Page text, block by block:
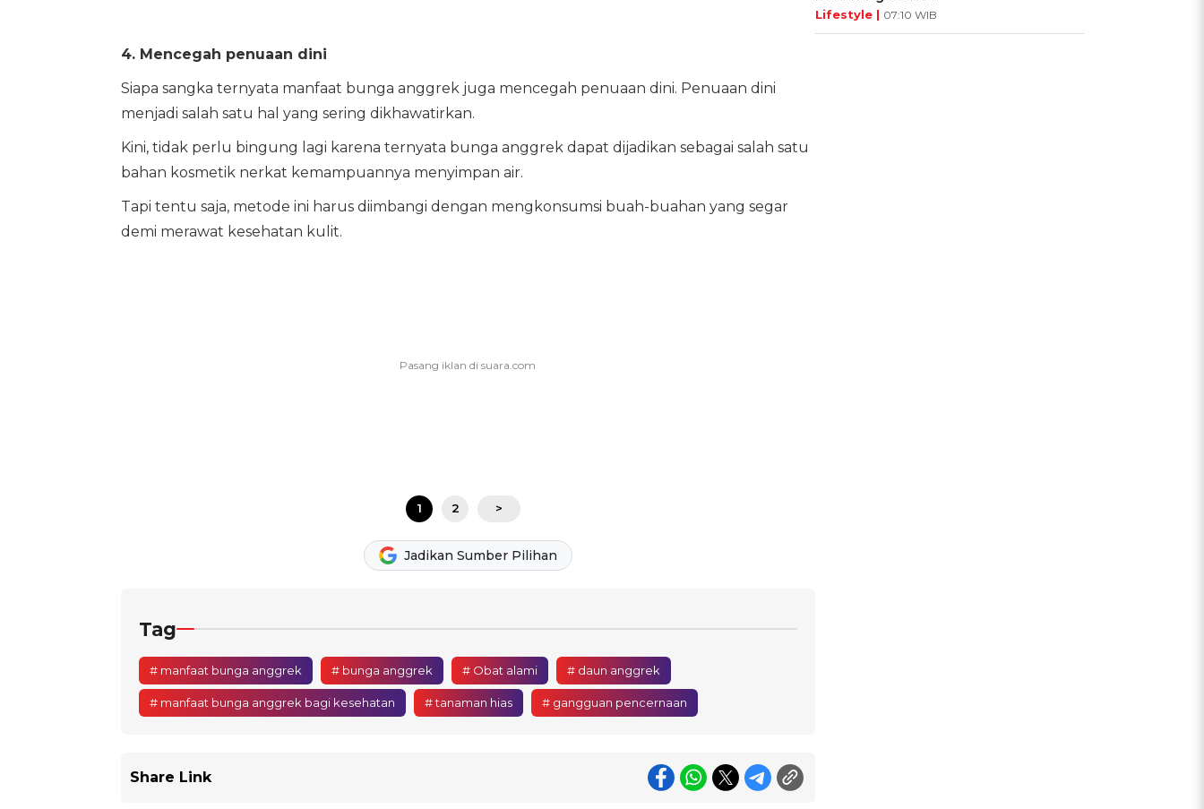
4. Mencegah penuaan dini
Siapa sangka ternyata manfaat bunga anggrek juga mencegah penuaan dini. Penuaan dini
menjadi salah satu hal yang sering dikhawatirkan.
Kini, tidak perlu bingung lagi karena ternyata bunga anggrek dapat dijadikan sebagai salah satu
bahan kosmetik nerkat kemampuannya menyimpan air.
Tapi tentu saja, metode ini harus diimbangi dengan mengkonsumsi buah-buahan yang segar
demi merawat kesehatan kulit.
1 2 >
Jadikan Sumber Pilihan
Tag
# manfaat bunga anggrek # bunga anggrek # Obat alami # daun anggrek
# manfaat bunga anggrek bagi kesehatan # tanaman hias # gangguan pencernaan
Share Link
Lifestyle | 07:10 WIB